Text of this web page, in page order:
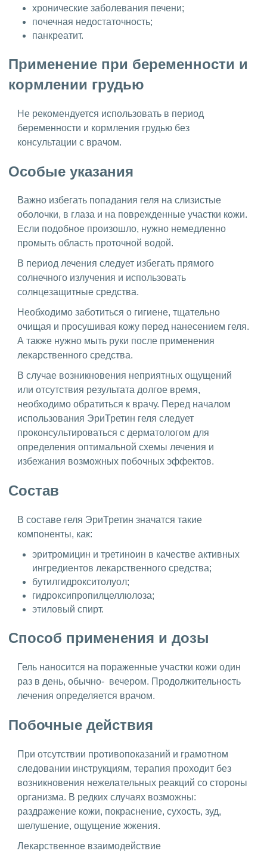
хронические заболевания печени;
почечная недостаточность;
панкреатит.
Применение при беременности и
кормлении грудью
Не рекомендуется использовать в период
беременности и кормления грудью без
консультации с врачом.
Особые указания
Важно избегать попадания геля на слизистые
оболочки, в глаза и на поврежденные участки кожи.
Если подобное произошло, нужно немедленно
промыть область проточной водой.
В период лечения следует избегать прямого
солнечного излучения и использовать
солнцезащитные средства.
Необходимо заботиться о гигиене, тщательно
очищая и просушивая кожу перед нанесением геля.
А также нужно мыть руки после применения
лекарственного средства.
В случае возникновения неприятных ощущений
или отсутствия результата долгое время,
необходимо обратиться к врачу. Перед началом
использования ЭриТретин геля следует
проконсультироваться с дерматологом для
определения оптимальной схемы лечения и
избежания возможных побочных эффектов.
Состав
В составе геля ЭриТретин значатся такие
компоненты, как:
эритромицин и третиноин в качестве активных
ингредиентов лекарственного средства;
бутилгидрокситолуол;
гидроксипропилцеллюлоза;
этиловый спирт.
Способ применения и дозы
Гель наносится на пораженные участки кожи один
раз в день, обычно- вечером. Продолжительность
лечения определяется врачом.
Побочные действия
При отсутствии противопоказаний и грамотном
следовании инструкциям, терапия проходит без
возникновения нежелательных реакций со стороны
организма. В редких случаях возможны:
раздражение кожи, покраснение, сухость, зуд,
шелушение, ощущение жжения.
Лекарственное взаимодействие